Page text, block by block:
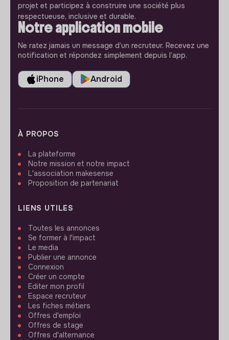
projet et participez à construire une société plus
respectueuse, inclusive et durable.
Notre application mobile
Ne ratez jamais un message d’un recruteur. Recevez une
notification et répondez simplement depuis l’app.
iPhone Android
À PROPOS
La plateforme
Notre mission et notre impact
L'association makesense
Proposition de partenariat
LIENS UTILES
Toutes les annonces
Se former à l'impact
Le media
Publier une annonce
Connexion
Créer un compte
Editer mon profil
Espace recruteur
Les fiches métiers
Offres d'emploi
Offres de stage
Offres d'alternance